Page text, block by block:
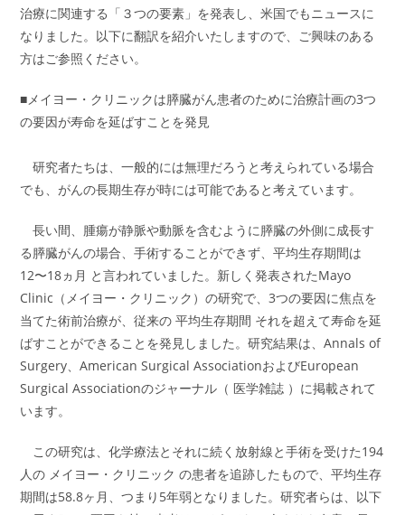
治療に関連する「３つの要素」を発表し、米国でもニュースに
なりました。以下に翻訳を紹介いたしますので、ご興味のある
方はご参照ください。
■メイヨー・クリニックは膵臓がん患者のために治療計画の3つ
の要因が寿命を延ばすことを発見
研究者たちは、一般的には無理だろうと考えられている場合
でも、がんの長期生存が時には可能であると考えています。
長い間、腫瘍が静脈や動脈を含むように膵臓の外側に成長す
る膵臓がんの場合、手術することができず、平均生存期間は
12〜18ヵ月 と言われていました。新しく発表されたMayo
Clinic（メイヨー・クリニック）の研究で、3つの要因に焦点を
当てた術前治療が、従来の 平均生存期間 それを超えて寿命を延
ばすことができることを発見しました。研究結果は、Annals of
Surgery、American Surgical AssociationおよびEuropean
Surgical Associationのジャーナル（ 医学雑誌 ）に掲載されて
います。
この研究は、化学療法とそれに続く放射線と手術を受けた194
人の メイヨー・クリニック の患者を追跡したもので、平均生存
期間は58.8ヶ月、つまり5年弱となりました。研究者らは、以下